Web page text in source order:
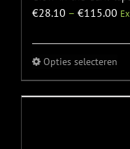
€28.10 – €115.00
Opties selecteren